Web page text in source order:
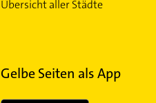
Übersicht aller Städte
Gelbe Seiten als App